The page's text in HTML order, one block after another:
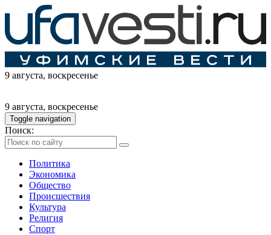
9 августа, воскресенье
9 августа, воскресенье
Toggle navigation
Поиск:
Политика
Экономика
Общество
Происшествия
Культура
Религия
Спорт